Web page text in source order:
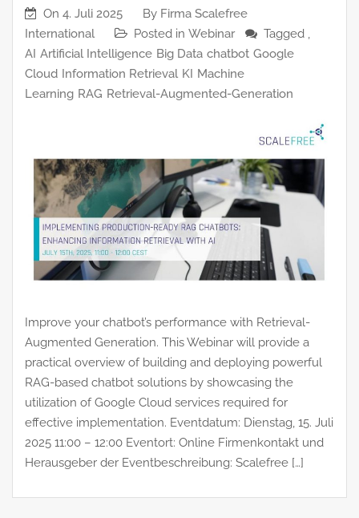
On 4. Juli 2025 By Firma Scalefree
International
Posted in Webinar
Tagged ,
AI Artificial Intelligence Big Data chatbot Google
Cloud Information Retrieval KI Machine
Learning RAG Retrieval-Augmented-Generation
Improve your chatbot’s performance with Retrieval-
Augmented Generation. This Webinar will provide a
practical overview of building and deploying powerful
RAG-based chatbot solutions by showcasing the
utilization of Google Cloud services required for
effective implementation. Eventdatum: Dienstag, 15. Juli
2025 11:00 – 12:00 Eventort: Online Firmenkontakt und
Herausgeber der Eventbeschreibung: Scalefree […]